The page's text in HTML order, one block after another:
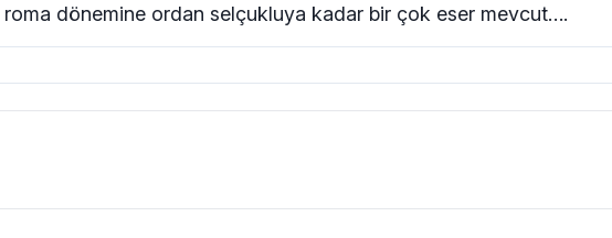
roma dönemine ordan selçukluya kadar bir çok eser mevcut….